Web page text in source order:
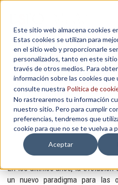
Este sitio web almacena cookies
Estas cookies se utilizan para
en el sitio web y proporcionarle
personalizados, tanto en este
través de otros medios. Para
información sobre las cookies que
consulte nuestra Política de
No rastrearemos tu información
nuestro sitio. Pero para cumplir
preferencias, tendremos que
cookie para que no se te vuelva a
Aceptar
Calidad académica
GESTIÓN DEL CAMBIO
PORTAFOLIO DE
En los últimos años, la evolución
un nuevo paradigma para las